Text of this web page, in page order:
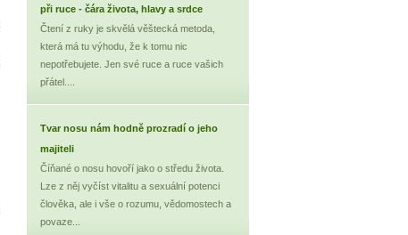
při ruce - čára života, hlavy a srdce
Čtení z ruky je skvělá věštecká metoda,
která má tu výhodu, že k tomu nic
nepotřebujete. Jen své ruce a ruce vašich
přátel....
Tvar nosu nám hodně prozradí o jeho
majiteli
Číňané o nosu hovoří jako o středu života.
Lze z něj vyčíst vitalitu a sexuální potenci
člověka, ale i vše o rozumu, vědomostech a
povaze...